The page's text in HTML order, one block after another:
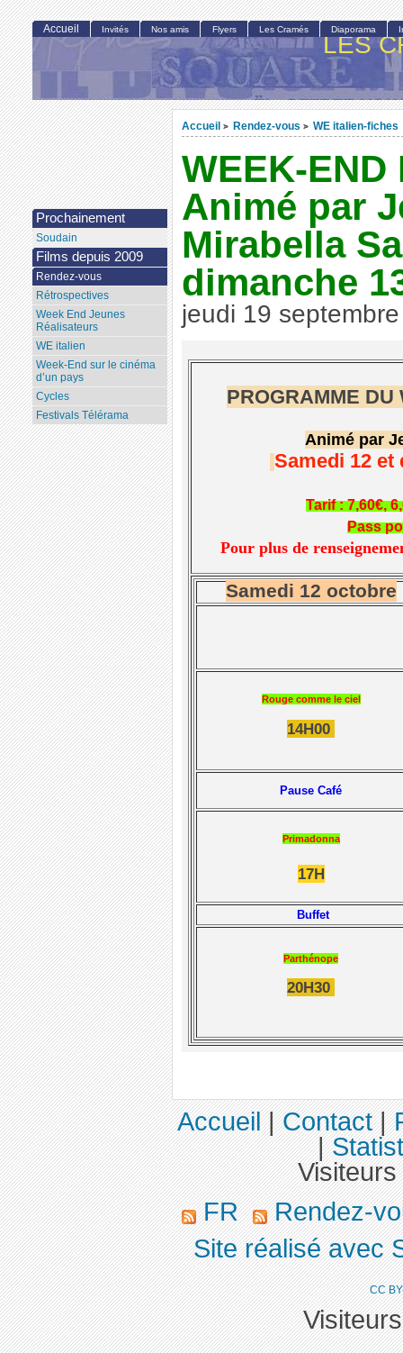
LES
Accueil > Rendez-vous > WE italien-fiches
WEEK-END
Animé par
Mirabella
dimanche
jeudi 19
PROGRAMME DU
Animé par
Samedi 12 et
Tarif : 7,60€‚
Pass
Pour plus de
Samedi 12 octobre
Rouge comme le ciel
14H00
Pause Café
Primadonna
17H
Buffet
Parthénope
20H30
Accueil Invités Nos amis Flyers Les Cramés Diaporama
Prochainement
Soudain
Films depuis 2009
Rendez-vous
Rétrospectives
Week End Jeunes
Réalisateurs
WE italien
Week-End sur le cinéma
d’un pays
Cycles
Festivals Télérama
Accueil|Contact|
|
FR
Rendez-
Site réalisé avec
CC